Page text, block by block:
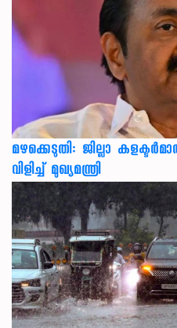
മഴക്കെടുതി: ജില്ലാ
വിളിച്ച് മുഖ്യമന്ത്രി